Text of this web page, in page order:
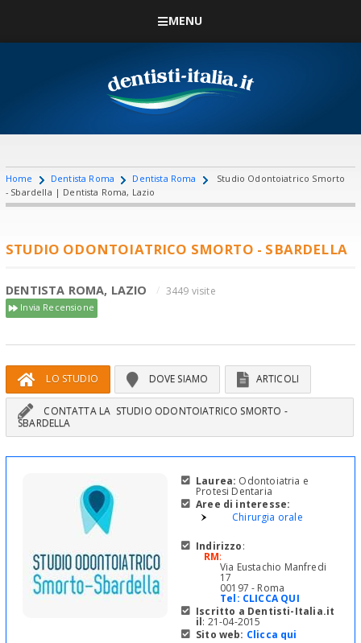
MENU
Home Dentista Roma Dentista Roma
Studio Odontoiatrico Smorto
- Sbardella | Dentista Roma, Lazio
STUDIO ODONTOIATRICO SMORTO - SBARDELLA
DENTISTA ROMA, LAZIO 3449 visite
Invia Recensione
LO STUDIO DOVE SIAMO ARTICOLI
CONTATTA LA STUDIO ODONTOIATRICO SMORTO -
SBARDELLA
Laurea: Odontoiatria e
Protesi Dentaria
Aree di interesse:
Chirurgia orale
Indirizzo:
RM:
Via Eustachio Manfredi
17
00197 - Roma
Tel: CLICCA QUI
Iscritto a Dentisti-Italia.it
il: 21-04-2015
Sito web: Clicca qui